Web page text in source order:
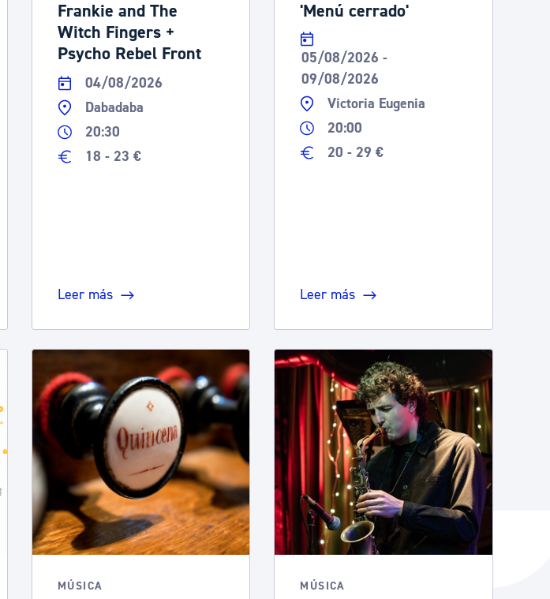
Frankie and The
Witch Fingers +
Psycho Rebel Front
04/08/2026
Dabadaba
20:30
18 - 23 €
Leer más
'Menú cerrado'
05/08/2026 -
09/08/2026
Victoria Eugenia
20:00
20 - 29 €
Leer más
MÚSICA MÚSICA